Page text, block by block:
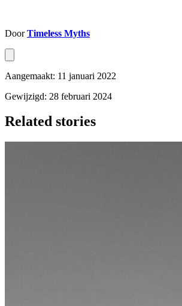
DoorTimeless Myths
Aangemaakt: 11 januari 2022
Gewijzigd: 28 februari 2024
Related stories